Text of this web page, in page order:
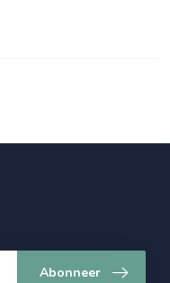
Abonneer